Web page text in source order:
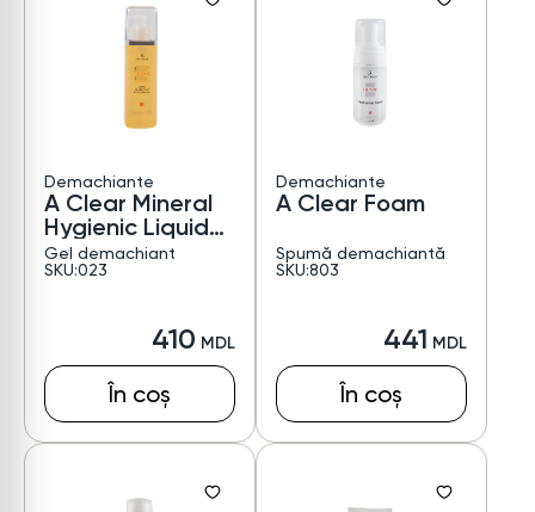
Demachiante
A Clear Mineral
Hygienic Liquid
Soap
Gel demachiant
SKU:023
410
În coș
Demachiante
A Clear Foam
Spumă demachiantă
SKU:803
441
În coș